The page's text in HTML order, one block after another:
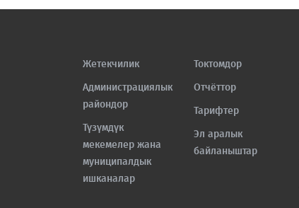
Жетекчилик
Администрациялык
райондор
Түзүмдүк
мекемелер жана
муниципалдык
ишканалар
Токтомдор
Отчёттор
Тарифтер
Эл аралык
байланыштар